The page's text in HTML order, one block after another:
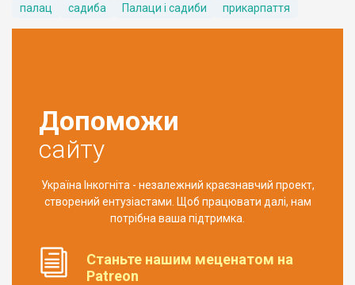
палац садиба Палаци і садиби прикарпаття
Допоможи
сайту
Україна Інкогніта - незалежний краєзнавчий проект,
створений ентузіастами. Щоб працювати далі, нам
потрібна ваша підтримка.
Станьте нашим меценатом на
Patreon